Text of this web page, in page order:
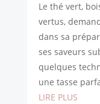
Le thé vert,
vertus,
dans sa
ses saveurs
quelques
une tasse
LIRE PLUS